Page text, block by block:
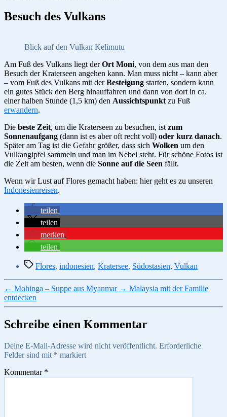
Besuch des Vulkans
Blick auf den Vulkan Kelimutu
Am Fuß des Vulkans liegt derOrt Moni, von dem aus man den
Besuch der Kraterseen angehen kann. Man muss nicht – kann aber
– vom Fuß des Vulkans mit derBesteigung starten, sondern kann
ein gutes Stück den Berg hinauffahren und dann von dort in ca.
einer halben Stunde (1,5 km) den Aussichtspunkt zu Fuß
erwandern.
Die beste Zeit, um die Kraterseen zu besuchen, ist zum
Sonnenaufgang (dann ist es aber oft recht voll) oder kurz danach.
Später am Tag ist die Gefahr größer, dass sich Wolken um den
Vulkangipfel sammeln und man im Nebel steht. Für schöne Fotos ist
die Zeit am besten, wenn die Sonne auf die Seen fällt.
Wenn wir Lust auf Flores gemacht haben: hier geht es zu unseren
Indonesienreisen.
teilen
teilen
merken
teilen
Schlagwörter
Flores, indonesien, Kratersee, Südostasien, Vulkan
← Mohinga – Suppe aus Myanmar → Malaysia mit der Familie
entdecken
Schreibe einen Kommentar
Deine E-Mail-Adresse wird nicht veröffentlicht. Erforderliche
Felder sind mit * markiert
Kommentar *